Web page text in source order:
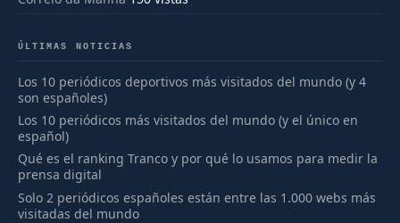
ÚLTIMAS NOTICIAS
Los 10 periódicos deportivos más visitados del mundo (y 4
son españoles)
Los 10 periódicos más visitados del mundo (y el único en
español)
Qué es el ranking Tranco y por qué lo usamos para medir la
prensa digital
Solo 2 periódicos españoles están entre las 1.000 webs más
visitadas del mundo